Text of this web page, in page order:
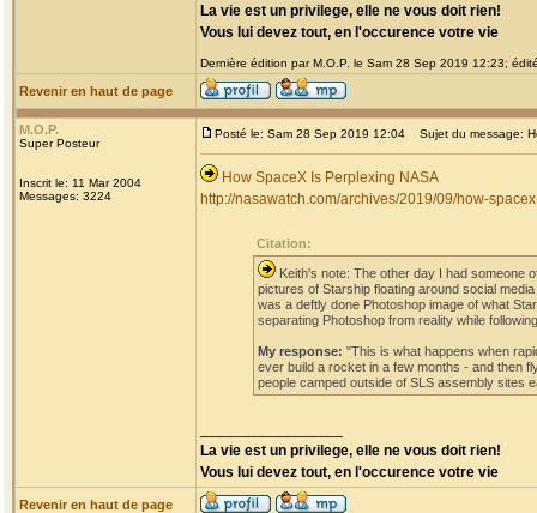
La vie est un privilege, elle ne vous doit rien!
Vous lui devez tout, en l'occurence votre vie
Dernière édition par M.O.P. le Sam 28 Sep 2019 12:23;
Revenir en haut de page
M.O.P.
Super Posteur
Inscrit le: 11 Mar 2004
Messages: 3224
Posté le: Sam 28 Sep 2019 12:04 Sujet du message:
How SpaceX Is Perplexing NASA
http://nasawatch.com/archives/2019/09/how-
Citation:
Keith's note: The other day I had someone
pictures of Starship floating around social
was a deftly done Photoshop image of what
separating Photoshop from reality while
My response: "This is what happens when
ever build a rocket in a few months - and then
people camped outside of SLS assembly sites
La vie est un privilege, elle ne vous doit rien!
Vous lui devez tout, en l'occurence votre vie
Revenir en haut de page